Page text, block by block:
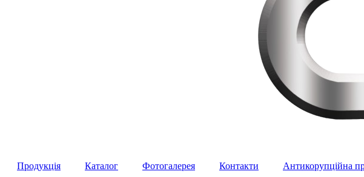
Продукція Каталог Фотогалерея Контакти Антикорупційна